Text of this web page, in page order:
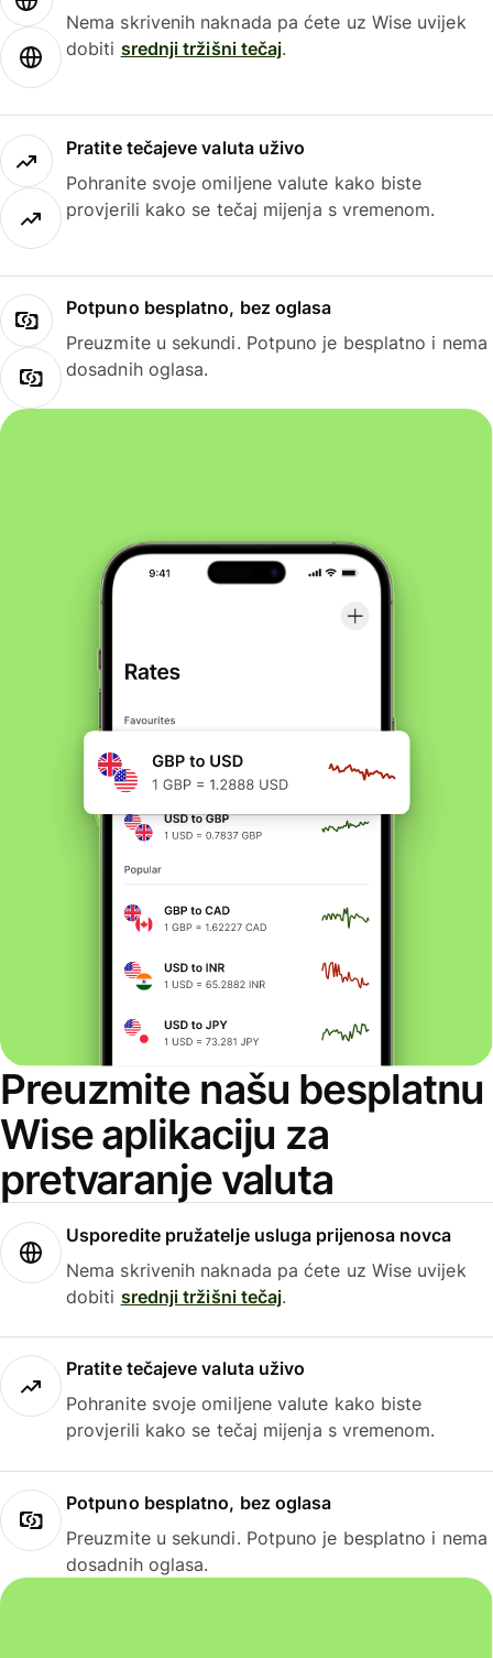
Nema skrivenih naknada pa ćete uz Wise uvijek
dobiti srednji tržišni tečaj.
Pratite tečajeve valuta uživo
Pohranite svoje omiljene valute kako biste
provjerili kako se tečaj mijenja s vremenom.
Potpuno besplatno, bez oglasa
Preuzmite u sekundi. Potpuno je besplatno i nema
dosadnih oglasa.
Preuzmite našu besplatnu
Wise aplikaciju za
pretvaranje valuta
Usporedite pružatelje usluga prijenosa novca
Nema skrivenih naknada pa ćete uz Wise uvijek
dobiti srednji tržišni tečaj.
Pratite tečajeve valuta uživo
Pohranite svoje omiljene valute kako biste
provjerili kako se tečaj mijenja s vremenom.
Potpuno besplatno, bez oglasa
Preuzmite u sekundi. Potpuno je besplatno i nema
dosadnih oglasa.